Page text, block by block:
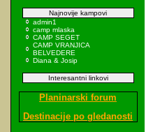
Najnovije kampovi
admin1
camp mlaska
CAMP SEGET
CAMP VRANJICA
BELVEDERE
Diana & Josip
Interesantni linkovi
Planinarski forum
Destinacije po gledanosti